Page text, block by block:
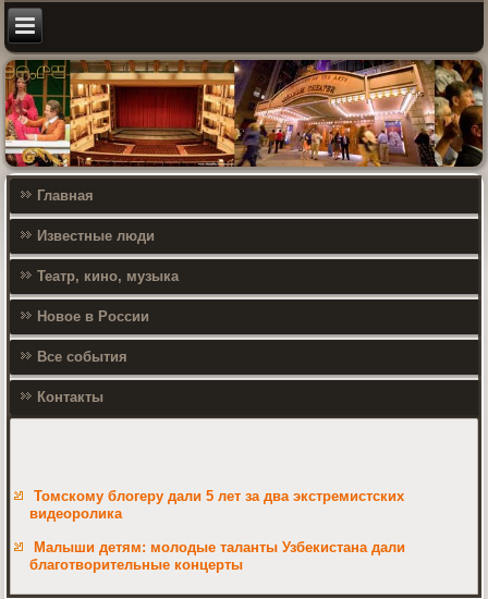
Главная
Известные люди
Театр, кино, музыка
Новое в России
Все события
Контакты
Томскому блогеру дали 5 лет за два экстремистских
видеоролика
Малыши детям: молодые таланты Узбекистана дали
благотворительные концерты